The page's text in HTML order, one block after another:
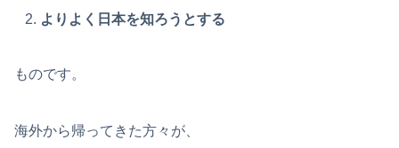
よりよく日本を知ろうとする
ものです。
海外から帰ってきた方々が、